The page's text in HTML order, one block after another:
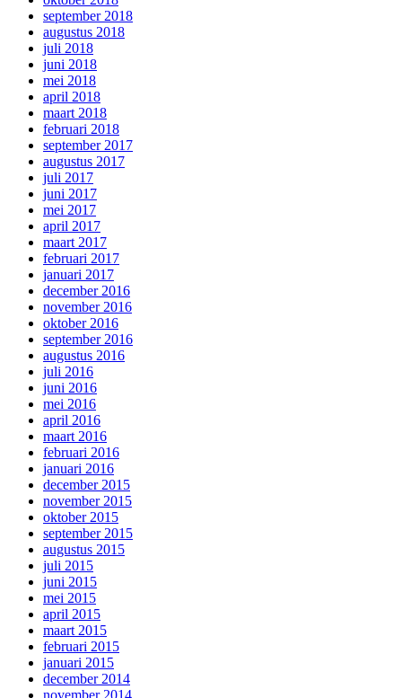
september 2018
augustus 2018
juli 2018
juni 2018
mei 2018
april 2018
maart 2018
februari 2018
september 2017
augustus 2017
juli 2017
juni 2017
mei 2017
april 2017
maart 2017
februari 2017
januari 2017
december 2016
november 2016
oktober 2016
september 2016
augustus 2016
juli 2016
juni 2016
mei 2016
april 2016
maart 2016
februari 2016
januari 2016
december 2015
november 2015
oktober 2015
september 2015
augustus 2015
juli 2015
juni 2015
mei 2015
april 2015
maart 2015
februari 2015
januari 2015
december 2014
november 2014